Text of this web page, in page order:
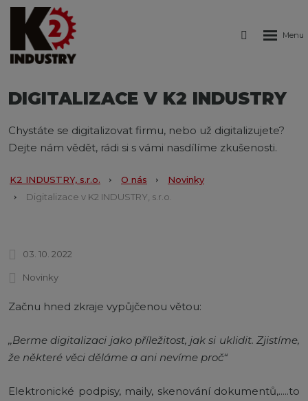
DIGITALIZACE V K2 INDUSTRY
Chystáte se digitalizovat firmu, nebo už digitalizujete?
Dejte nám vědět, rádi si s vámi nasdílíme zkušenosti.
K2 INDUSTRY, s.r.o. O nás
Novinky
Digitalizace v K2 INDUSTRY, s.r.o.
03. 10. 2022
Novinky
Začnu hned zkraje vypůjčenou větou:
,,Berme digitalizaci jako příležitost, jak si uklidit. Zjistíme,
že některé věci děláme a ani nevíme proč“
Elektronické podpisy, maily, skenování dokumentů,.....to